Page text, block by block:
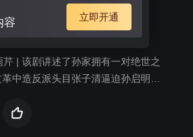
容 立即开通
| 该剧讲述了孙家拥有一对绝世之
中造反派头目张子清逼迫孙启明父
捂着流血的肚子来到孙启明家，把